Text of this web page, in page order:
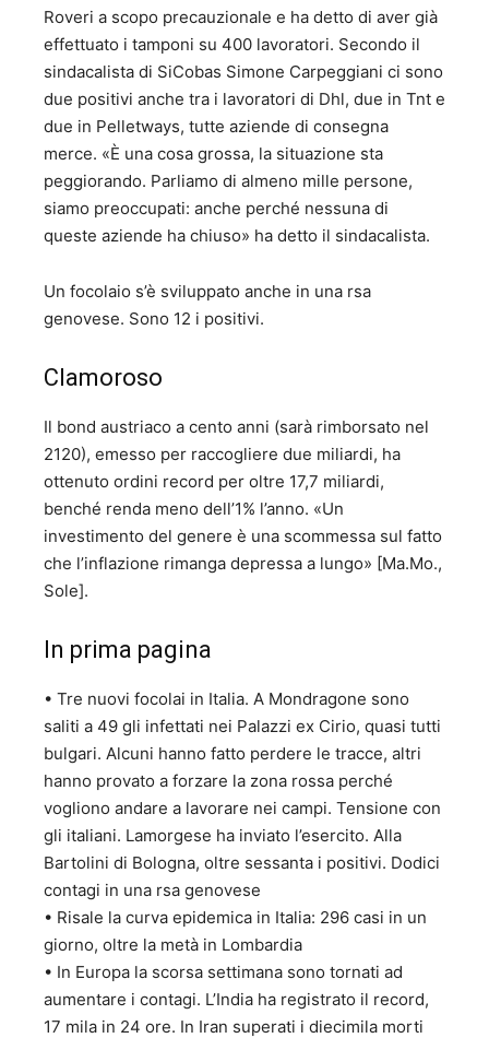
Roveri a scopo precauzionale e ha detto di aver già
effettuato i tamponi su 400 lavoratori. Secondo il
sindacalista di SiCobas Simone Carpeggiani ci sono
due positivi anche tra i lavoratori di Dhl, due in Tnt e
due in Pelletways, tutte aziende di consegna
merce. «È una cosa grossa, la situazione sta
peggiorando. Parliamo di almeno mille persone,
siamo preoccupati: anche perché nessuna di
queste aziende ha chiuso» ha detto il sindacalista.
Un focolaio s’è sviluppato anche in una rsa
genovese. Sono 12 i positivi.
Clamoroso
Il bond austriaco a cento anni (sarà rimborsato nel
2120), emesso per raccogliere due miliardi, ha
ottenuto ordini record per oltre 17,7 miliardi,
benché renda meno dell’1% l’anno. «Un
investimento del genere è una scommessa sul fatto
che l’inflazione rimanga depressa a lungo» [Ma.Mo.,
Sole].
In prima pagina
• Tre nuovi focolai in Italia. A Mondragone sono
saliti a 49 gli infettati nei Palazzi ex Cirio, quasi tutti
bulgari. Alcuni hanno fatto perdere le tracce, altri
hanno provato a forzare la zona rossa perché
vogliono andare a lavorare nei campi. Tensione con
gli italiani. Lamorgese ha inviato l’esercito. Alla
Bartolini di Bologna, oltre sessanta i positivi. Dodici
contagi in una rsa genovese
• Risale la curva epidemica in Italia: 296 casi in un
giorno, oltre la metà in Lombardia
• In Europa la scorsa settimana sono tornati ad
aumentare i contagi. L’India ha registrato il record,
17 mila in 24 ore. In Iran superati i diecimila morti